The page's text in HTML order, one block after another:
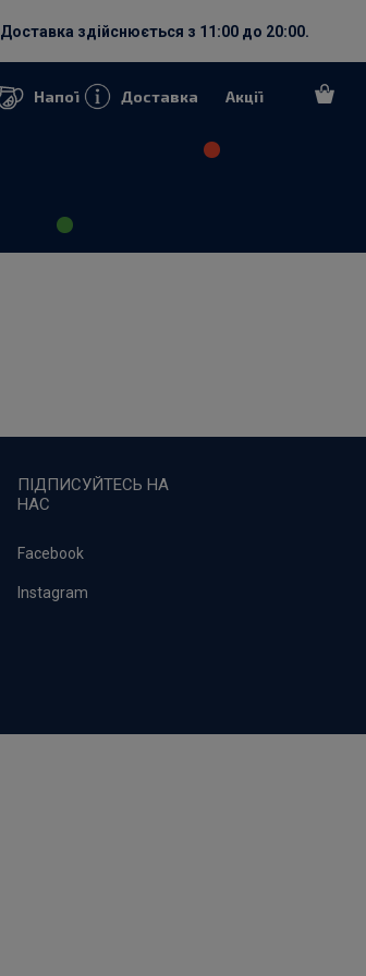
Доставка здійснюється з 11:00 до 20:00.
Напої Доставка Акції
ПІДПИСУЙТЕСЬ НА
НАС
Facebook
Instagram